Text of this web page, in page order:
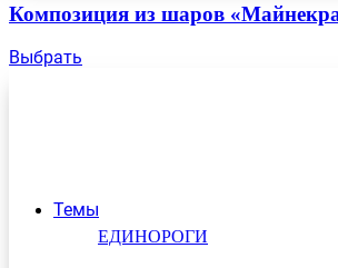
Темы
ЕДИНОРОГИ
Композиция из шаров
Выбрать